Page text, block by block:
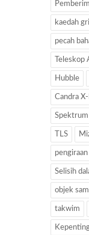
kaedah
pecah
Teleskop
Hubble
Candra
TLS
Selisih
objek
takwim